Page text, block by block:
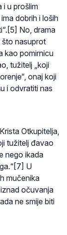
i u prošlim
dobrih i loših
No, drama
što nasuprot
kao pomirnicu
tužitelj „koji
onaj koji
i odvratiti nas
Otkupitelja,
tužitelj đavao
nego ikada
U
mučenika
očuvanja
ne smije biti